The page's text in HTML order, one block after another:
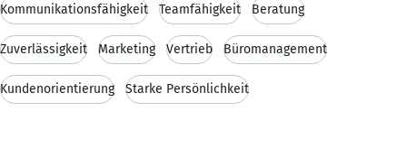
Kommunikationsfähigkeit Teamfähigkeit Beratung
Zuverlässigkeit Marketing Vertrieb Büromanagement
Kundenorientierung Starke Persönlichkeit